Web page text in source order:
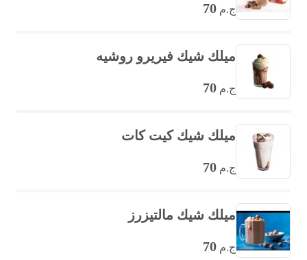
ج.م 70
ميلك شيك فيريرو روشيه
ج.م 70
ميلك شيك كيت كات
ج.م 70
ميلك شيك مالتيزرز
ج.م 70